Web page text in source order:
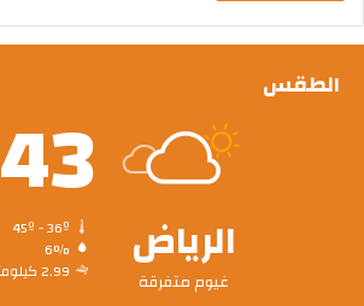
الطقس
الرياض
غيوم متفرقة
43
6%
2.99 كيلومتر/ساعة